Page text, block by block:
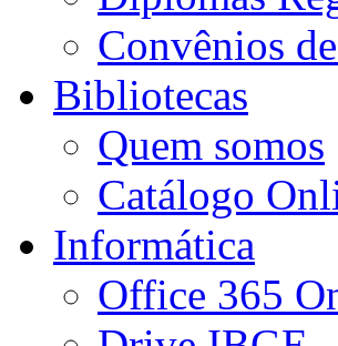
Convênios
Bibliotecas
Quem somos
Catálogo
Informática
Office 365